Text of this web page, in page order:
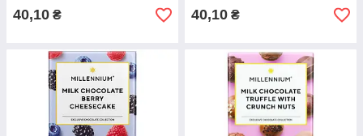
40,10 ₴ 40,10 ₴